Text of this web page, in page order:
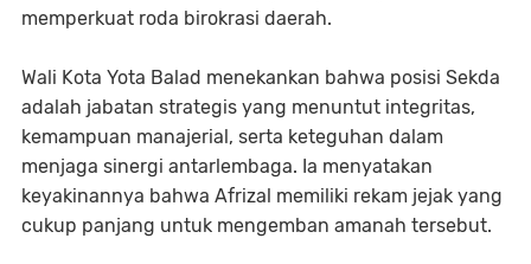
memperkuat roda birokrasi daerah.
Wali Kota Yota Balad menekankan bahwa posisi Sekda
adalah jabatan strategis yang menuntut integritas,
kemampuan manajerial, serta keteguhan dalam
menjaga sinergi antarlembaga. Ia menyatakan
keyakinannya bahwa Afrizal memiliki rekam jejak yang
cukup panjang untuk mengemban amanah tersebut.